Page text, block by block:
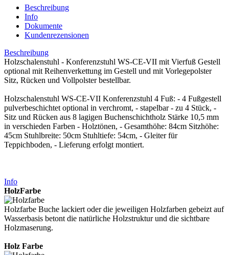
Beschreibung
Info
Dokumente
Kundenrezensionen
Beschreibung
Holzschalenstuhl - Konferenzstuhl WS-CE-VII mit Vierfuß Gestell
optional mit Reihenverkettung im Gestell und mit Vorlegepolster
Sitz, Rücken und Vollpolster bestellbar.
Holzschalenstuhl WS-CE-VII Konferenzstuhl 4 Fuß: - 4 Fußgestell
pulverbeschichtet optional in verchromt, - stapelbar - zu 4 Stück, -
Sitz und Rücken aus 8 lagigen Buchenschichtholz Stärke 10,5 mm
in verschieden Farben - Holztönen, - Gesamthöhe: 84cm Sitzhöhe:
45cm Stuhlbreite: 50cm Stuhltiefe: 54cm, - Gleiter für
Teppichboden, - Lieferung erfolgt montiert.
Info
HolzFarbe
Holzfarbe Buche lackiert oder die jeweiligen Holzfarben gebeizt auf
Wasserbasis betont die natürliche Holzstruktur und die sichtbare
Holzmaserung.
Holz Farbe